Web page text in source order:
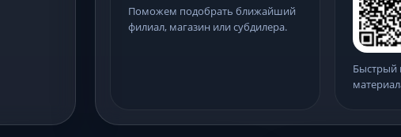
Поможем подобрать ближайший
филиал, магазин или субдилера.
Быстрый